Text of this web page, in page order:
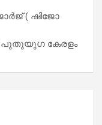
( ഷിജോ
പുതുയുഗ കേരളം